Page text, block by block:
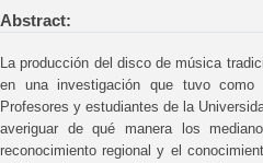
Abstract:
La producción del disco de música
en una investigación que tuvo como
Profesores y estudiantes de la
averiguar de qué manera los
reconocimiento regional y el